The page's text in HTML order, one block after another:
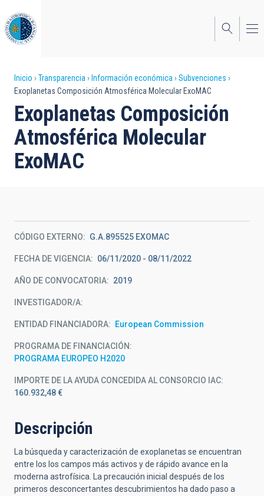
al
contenido
principal
Sobrescribir
enlaces
de
ayuda
a
Inicio Transparencia Información económica
Subvenciones
Exoplanetas Composición Atmosférica Molecular ExoMAC
Exoplanetas Composición
Atmosférica Molecular
ExoMAC
CÓDIGO EXTERNO G.A.895525 EXOMAC
FECHA DE VIGENCIA 06/11/2020 - 08/11/2022
AÑO DE CONVOCATORIA 2019
INVESTIGADOR/A
ENTIDAD FINANCIADORA European Commission
PROGRAMA DE FINANCIACIÓN
PROGRAMA EUROPEO H2020
IMPORTE DE LA AYUDA CONCEDIDA AL CONSORCIO IAC
160.932,48 €
Descripción
La búsqueda y caracterización de exoplanetas se encuentran
entre los los campos más activos y de rápido avance en la
moderna astrofísica. La precaución inicial después de los
primeros desconcertantes descubrimientos ha dado paso a